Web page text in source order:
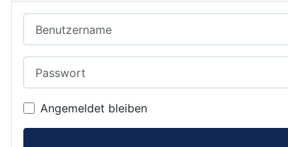
Angemeldet bleiben